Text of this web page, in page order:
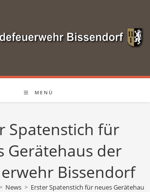
MENÜ
Spatenstich für
Gerätehaus der
Bissendorf
News > Erster Spatenstich für neues